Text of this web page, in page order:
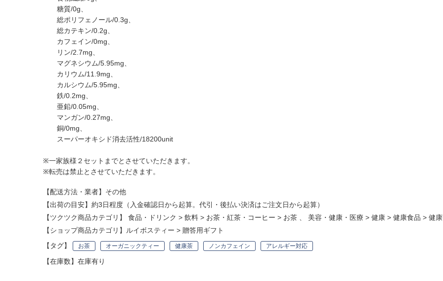
糖質/0g、
総ポリフェノール/0.3g、
総カテキン/0.2g、
カフェイン/0mg、
リン/2.7mg、
マグネシウム/5.95mg、
カリウム/11.9mg、
カルシウム/5.95mg、
鉄/0.2mg、
亜鉛/0.05mg、
マンガン/0.27mg、
銅/0mg、
スーパーオキシド消去活性/18200unit
※一家族様２セットまでとさせていただきます。
※転売は禁止とさせていただきます。
【配送方法・業者】その他
【出荷の目安】約3日程度（入金確認日から起算。代引・後払い決済はご注文日から起算）
【ツクツク商品カテゴリ】 食品・ドリンク > 飲料 > お茶・紅茶・コーヒー > お茶 美容・健康・医療 > 健康 > 健康食品 > 健
【ショップ商品カテゴリ】
ルイボスティー > 贈答用ギフト
【タグ】
お茶 オーガニックティー 健康茶 ノンカフェイン アレルギー対応
【在庫数】在庫有り